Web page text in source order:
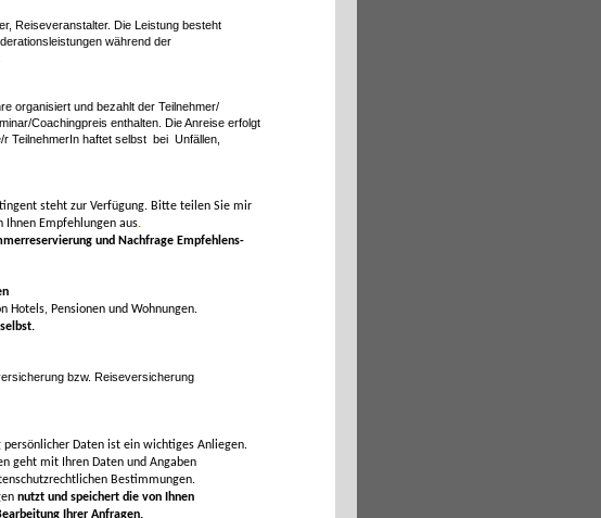
Reiseveranstalter. Die Leistung besteht
während der
organisiert und bezahlt der Teilnehmer/
Coachingpreis enthalten. Die Anreise erfolgt
TeilnehmerIn haftet selbst bei Unfällen,
steht zur Verfügung. Bitte teilen Sie mir
Empfehlungen aus.
und Nachfrage Empfehlens-
Hotels, Pensionen und Wohnungen.
bzw. Reiseversicherung
Daten ist ein wichtiges Anliegen.
geht mit Ihren Daten und Angaben
Bestimmungen.
nutzt und speichert die von Ihnen
Ihrer Anfragen.